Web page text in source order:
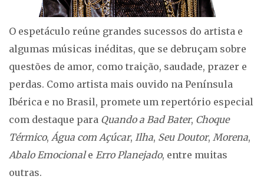
O espetáculo reúne grandes sucessos do artista e
algumas músicas inéditas, que se debruçam sobre
questões de amor, como traição, saudade, prazer e
perdas. Como artista mais ouvido na Península
Ibérica e no Brasil, promete um repertório especial
com destaque para Quando a Bad Bater, Choque
Térmico, Água com Açúcar, Ilha, Seu Doutor, Morena,
Abalo Emocionale Erro Planejado, entre muitas
outras.